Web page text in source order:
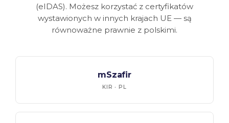
(eIDAS). Możesz korzystać z certyfikatów
wystawionych w innych krajach UE — są
równoważne prawnie z polskimi.
mSzafir
KIR · PL